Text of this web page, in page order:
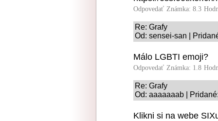
Odpovedať Známka: 8.3
Re: Grafy
Od: sensei-san |
Málo LGBTI emoji?
Odpovedať Známka: 1.8
Re: Grafy
Od: aaaaaaab |
Klikni si na webe